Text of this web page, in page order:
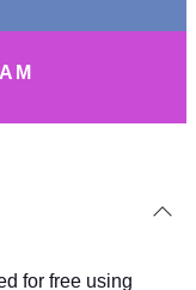
for free using